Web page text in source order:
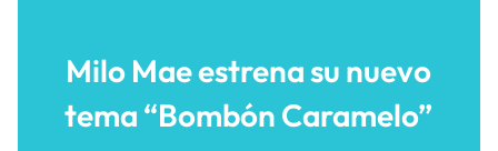
Milo Mae estrena su nuevo
tema “Bombón Caramelo”